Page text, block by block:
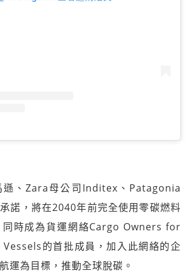
遜、Zara母公司Inditex、Patagonia
諾，將在2040年前完全使用零碳燃料
同時成為貨運網絡Cargo Owners for
的首批成員，加入此網絡的企
運為目標，推動全球脫碳。